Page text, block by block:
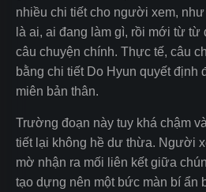
nhiều chi tiết cho người xem,
là ai, ai đang làm gì, rồi mới từ
câu chuyện chính. Thực tế, câu
bằng chi tiết Do Hyun quyết định
miên bản thân.
Trường đoạn này tuy khá chậm
tiết lại không hề dư thừa. Người
mờ nhận ra mối liên kết giữa
tạo dựng nên một bức màn bí ẩn